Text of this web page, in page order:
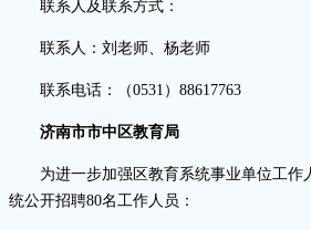
联系人及联系方式：
联系人：刘老师、杨老师
联系电话：（0531）88617763
济南市市中区教育局
为进一步加强区教育系统事业单位工
统公开招聘80名工作人员：